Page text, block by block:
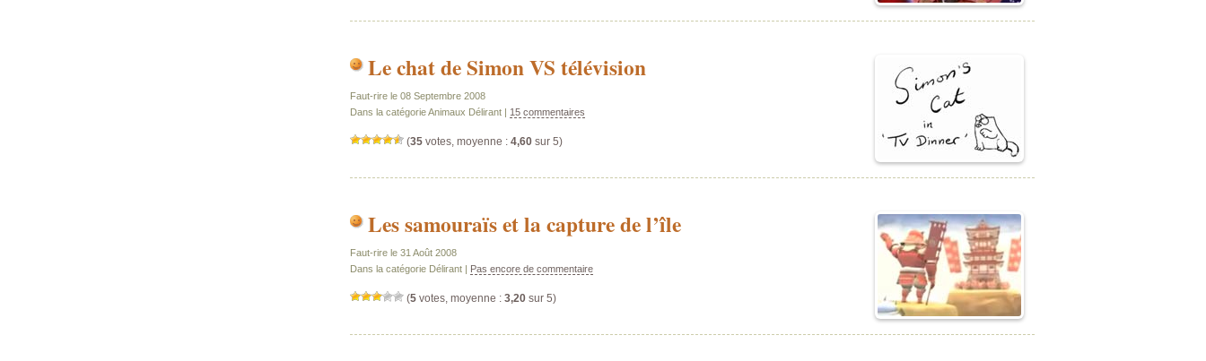
Le chat de Simon VS télévision
Faut-rire le 08 Septembre 2008
Dans la catégorie Animaux Délirant | 15 commentaires
(35votes, moyenne : 4,60sur 5)
Les samouraïs et la capture de l’île
Faut-rire le 31 Août 2008
Dans la catégorie Délirant | Pas encore de commentaire
(5votes, moyenne : 3,20sur 5)